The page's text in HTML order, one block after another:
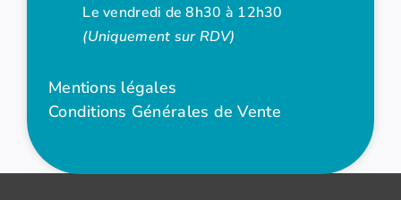
Le vendredi de 8h30 à 12h30
(Uniquement sur RDV)
Mentions légales
Conditions Générales de Vente